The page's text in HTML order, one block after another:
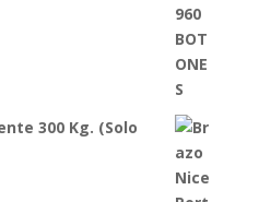
300 Kg. (Solo